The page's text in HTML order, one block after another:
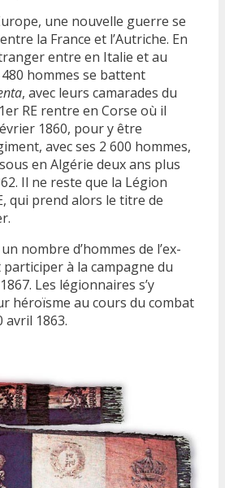
une nouvelle guerre se
la France et l’Autriche. En
entre en Italie et au
hommes se battent
, avec leurs camarades du
RE rentre en Corse où il
1860, pour y être
avec ses 2 600 hommes,
en Algérie deux ans plus
Il ne reste que la Légion
qui prend alors le titre de
nombre d’hommes de l’ex-
à la campagne du
Les légionnaires s’y
héroïsme au cours du combat
avril 1863.